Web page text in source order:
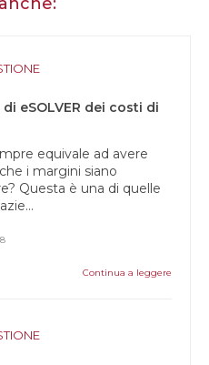
eSOLVER dei costi di
equivale ad avere
i margini siano
Questa è una di quelle
Continua a leggere